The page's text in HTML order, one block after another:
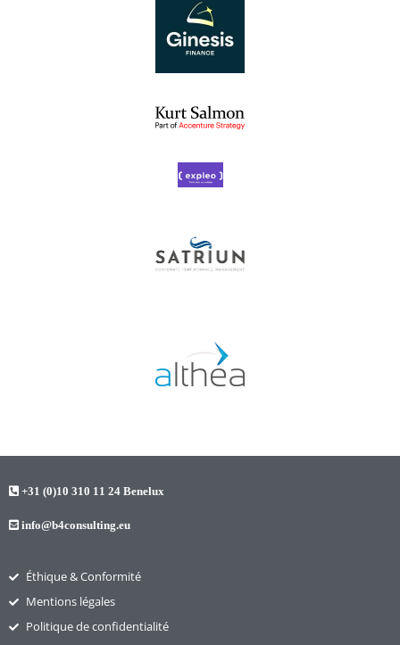
+31 (0)10 310 11 24 Benelux
info@b4consulting.eu
Éthique & Conformité​
Mentions légales
Politique de confidentialité